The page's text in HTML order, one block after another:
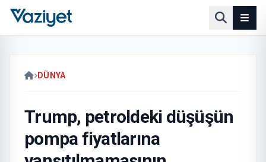
DÜNYA
Trump, petroldeki düşüşün
pompa fiyatlarına